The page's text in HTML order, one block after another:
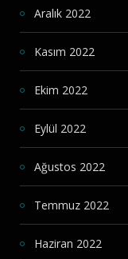
Aralık 2022
Kasım 2022
Ekim 2022
Eylül 2022
Ağustos 2022
Temmuz 2022
Haziran 2022